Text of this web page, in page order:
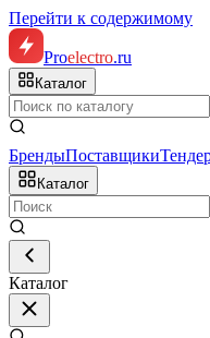
Перейти к содержимому
Proelectro.ru
Каталог
БрендыПоставщики
Каталог
Каталог